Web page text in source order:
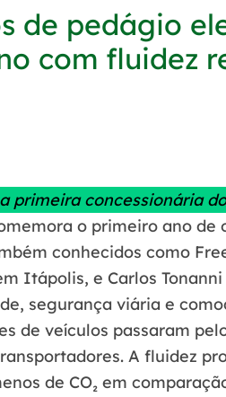
de pedágio
com fluidez
primeira concessionária
o primeiro ano
conhecidos como
Itápolis, e Carlos
segurança viária e
de veículos passaram
A fluidez
de CO₂ em